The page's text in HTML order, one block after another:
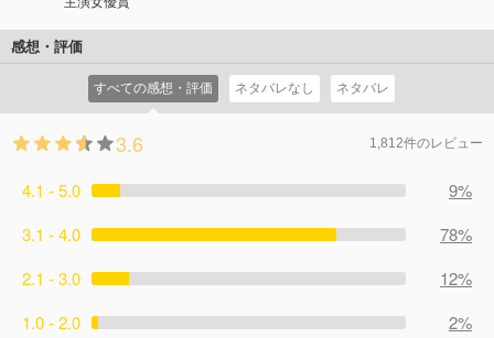
感想・評価
すべての感想・評価 ネタバレなし ネタバレ
3.6 1,812件のレビュー
4.1 - 5.0
9%
3.1 - 4.0
78%
2.1 - 3.0
12%
1.0 - 2.0
2%